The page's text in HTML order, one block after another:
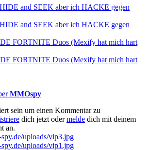
and SEEK aber ich HACKE gegen
and SEEK aber ich HACKE gegen
FORTNITE Duos (Mexify hat mich hart
FORTNITE Duos (Mexify hat mich hart
MMOspy
sein um einen Kommentar zu
dich jetzt odermelde dich mit deinem
an.